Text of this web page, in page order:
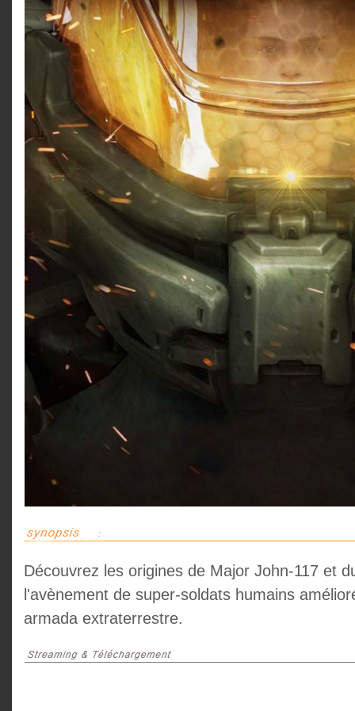
Découvrez les origines de Major John-117 et
l'avènement de super-soldats humains
armada extraterrestre.